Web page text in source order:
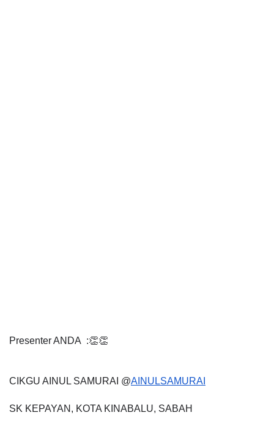
Presenter ANDA  :👏👏
CIKGU AINUL SAMURAI @AINULSAMURAI
SK KEPAYAN, KOTA KINABALU, SABAH